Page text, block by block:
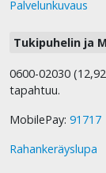
Palvelunkuvaus
Tukipuhelin ja
0600-02030
tapahtuu.
MobilePay: 91717
Rahankeräyslupa